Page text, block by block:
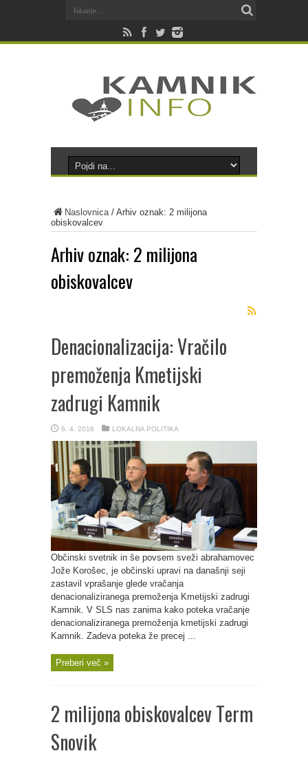
Naslovnica/ Arhiv oznak: 2 milijona
obiskovalcev
Arhiv oznak: 2 milijona
obiskovalcev
Denacionalizacija: Vračilo
premoženja Kmetijski
zadrugi Kamnik
6. 4. 2016 LOKALNA POLITIKA
Občinski svetnik in še povsem sveži abrahamovec
Jože Korošec, je občinski upravi na današnji seji
zastavil vprašanje glede vračanja
denacionaliziranega premoženja Kmetijski zadrugi
Kamnik. V SLS nas zanima kako poteka vračanje
denacionaliziranega premoženja kmetijski zadrugi
Kamnik. Zadeva poteka že precej ...
Preberi več »
2 milijona obiskovalcev Term
Snovik